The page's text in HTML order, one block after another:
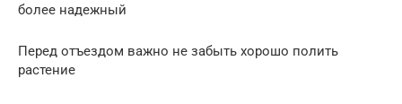
более надежный
Перед отъездом важно не забыть хорошо полить
растение